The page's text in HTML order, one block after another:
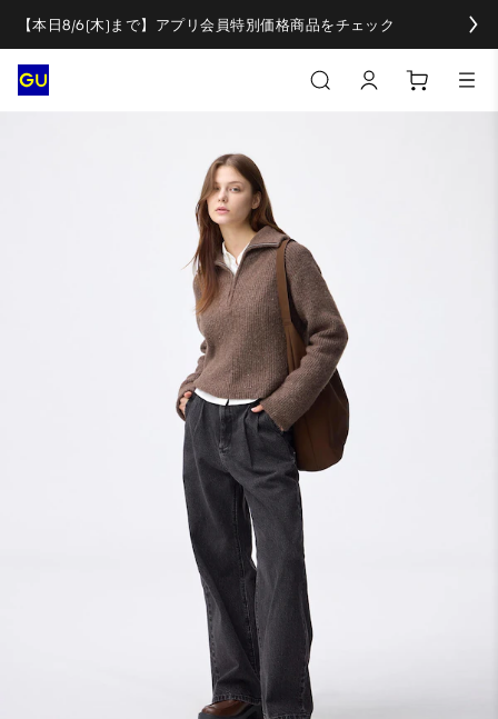
【本日8/6(木)まで】アプリ会員特別価格商品をチェック